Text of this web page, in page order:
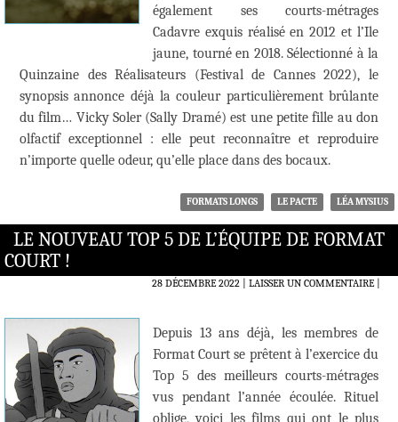
également ses courts-métrages
Cadavre exquis réalisé en 2012 et l’Ile
jaune, tourné en 2018. Sélectionné à la
Quinzaine des Réalisateurs (Festival de Cannes 2022), le
synopsis annonce déjà la couleur particulièrement brûlante
du film… Vicky Soler (Sally Dramé) est une petite fille au don
olfactif exceptionnel : elle peut reconnaître et reproduire
n’importe quelle odeur, qu’elle place dans des bocaux.
FORMATS LONGS LE PACTE LÉA MYSIUS
LE NOUVEAU TOP 5 DE L’ÉQUIPE DE FORMAT
COURT !
28 DÉCEMBRE 2022 LAISSER UN COMMENTAIRE|
Depuis 13 ans déjà, les membres de
Format Court se prêtent à l’exercice du
Top 5 des meilleurs courts-métrages
vus pendant l’année écoulée. Rituel
oblige, voici les films qui ont le plus